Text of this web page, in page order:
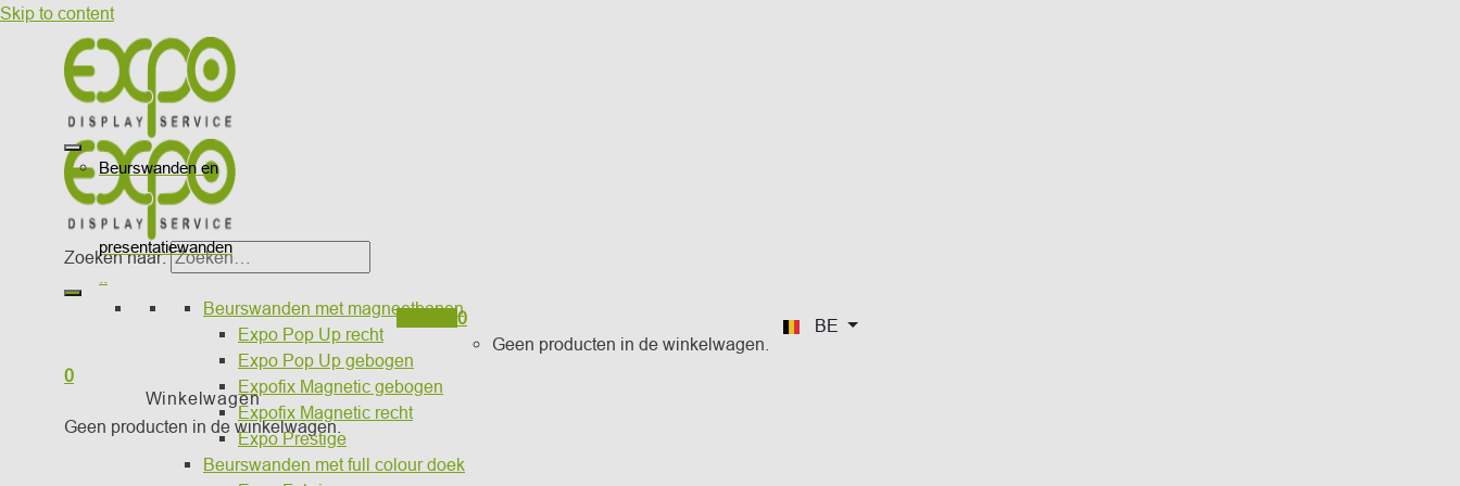
Skip to content
Zoeken naar:
0
Geen producten in de winkelwagen.
BE
0
Winkelwagen
Geen producten in de winkelwagen.
Beurswanden en
presentatiewanden
Beurswanden met magneetbanen
Expo Pop Up recht
Expo Pop Up gebogen
Expofix Magnetic gebogen
Expofix Magnetic recht
Expo Prestige
Beurswanden met full colour doek